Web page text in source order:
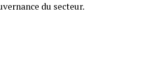
du secteur.